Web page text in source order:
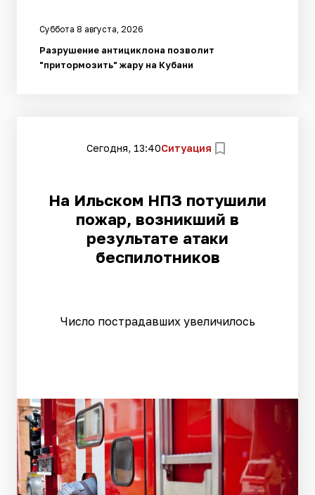
Суббота 8 августа, 2026
Разрушение антициклона позволит
"притормозить" жару на Кубани
Сегодня, 13:40Ситуация
На Ильском НПЗ потушили
пожар, возникший в
результате атаки
беспилотников
Число пострадавших увеличилось